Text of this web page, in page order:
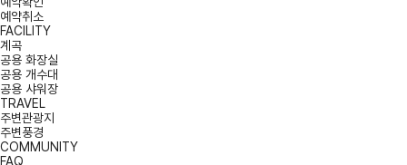
예약취소
FACILITY
계곡
공용 화장실
공용 개수대
공용 샤워장
TRAVEL
주변관광지
주변풍경
COMMUNITY
FAQ